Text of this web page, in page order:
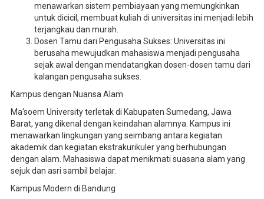
menawarkan sistem pembiayaan yang memungkinkan
untuk dicicil, membuat kuliah di universitas ini menjadi lebih
terjangkau dan murah.
Dosen Tamu dari Pengusaha Sukses: Universitas ini
berusaha mewujudkan mahasiswa menjadi pengusaha
sejak awal dengan mendatangkan dosen-dosen tamu dari
kalangan pengusaha sukses.
Kampus dengan Nuansa Alam
Ma'soem University terletak di Kabupaten Sumedang, Jawa
Barat, yang dikenal dengan keindahan alamnya. Kampus ini
menawarkan lingkungan yang seimbang antara kegiatan
akademik dan kegiatan ekstrakurikuler yang berhubungan
dengan alam. Mahasiswa dapat menikmati suasana alam yang
sejuk dan asri sambil belajar.
Kampus Modern di Bandung